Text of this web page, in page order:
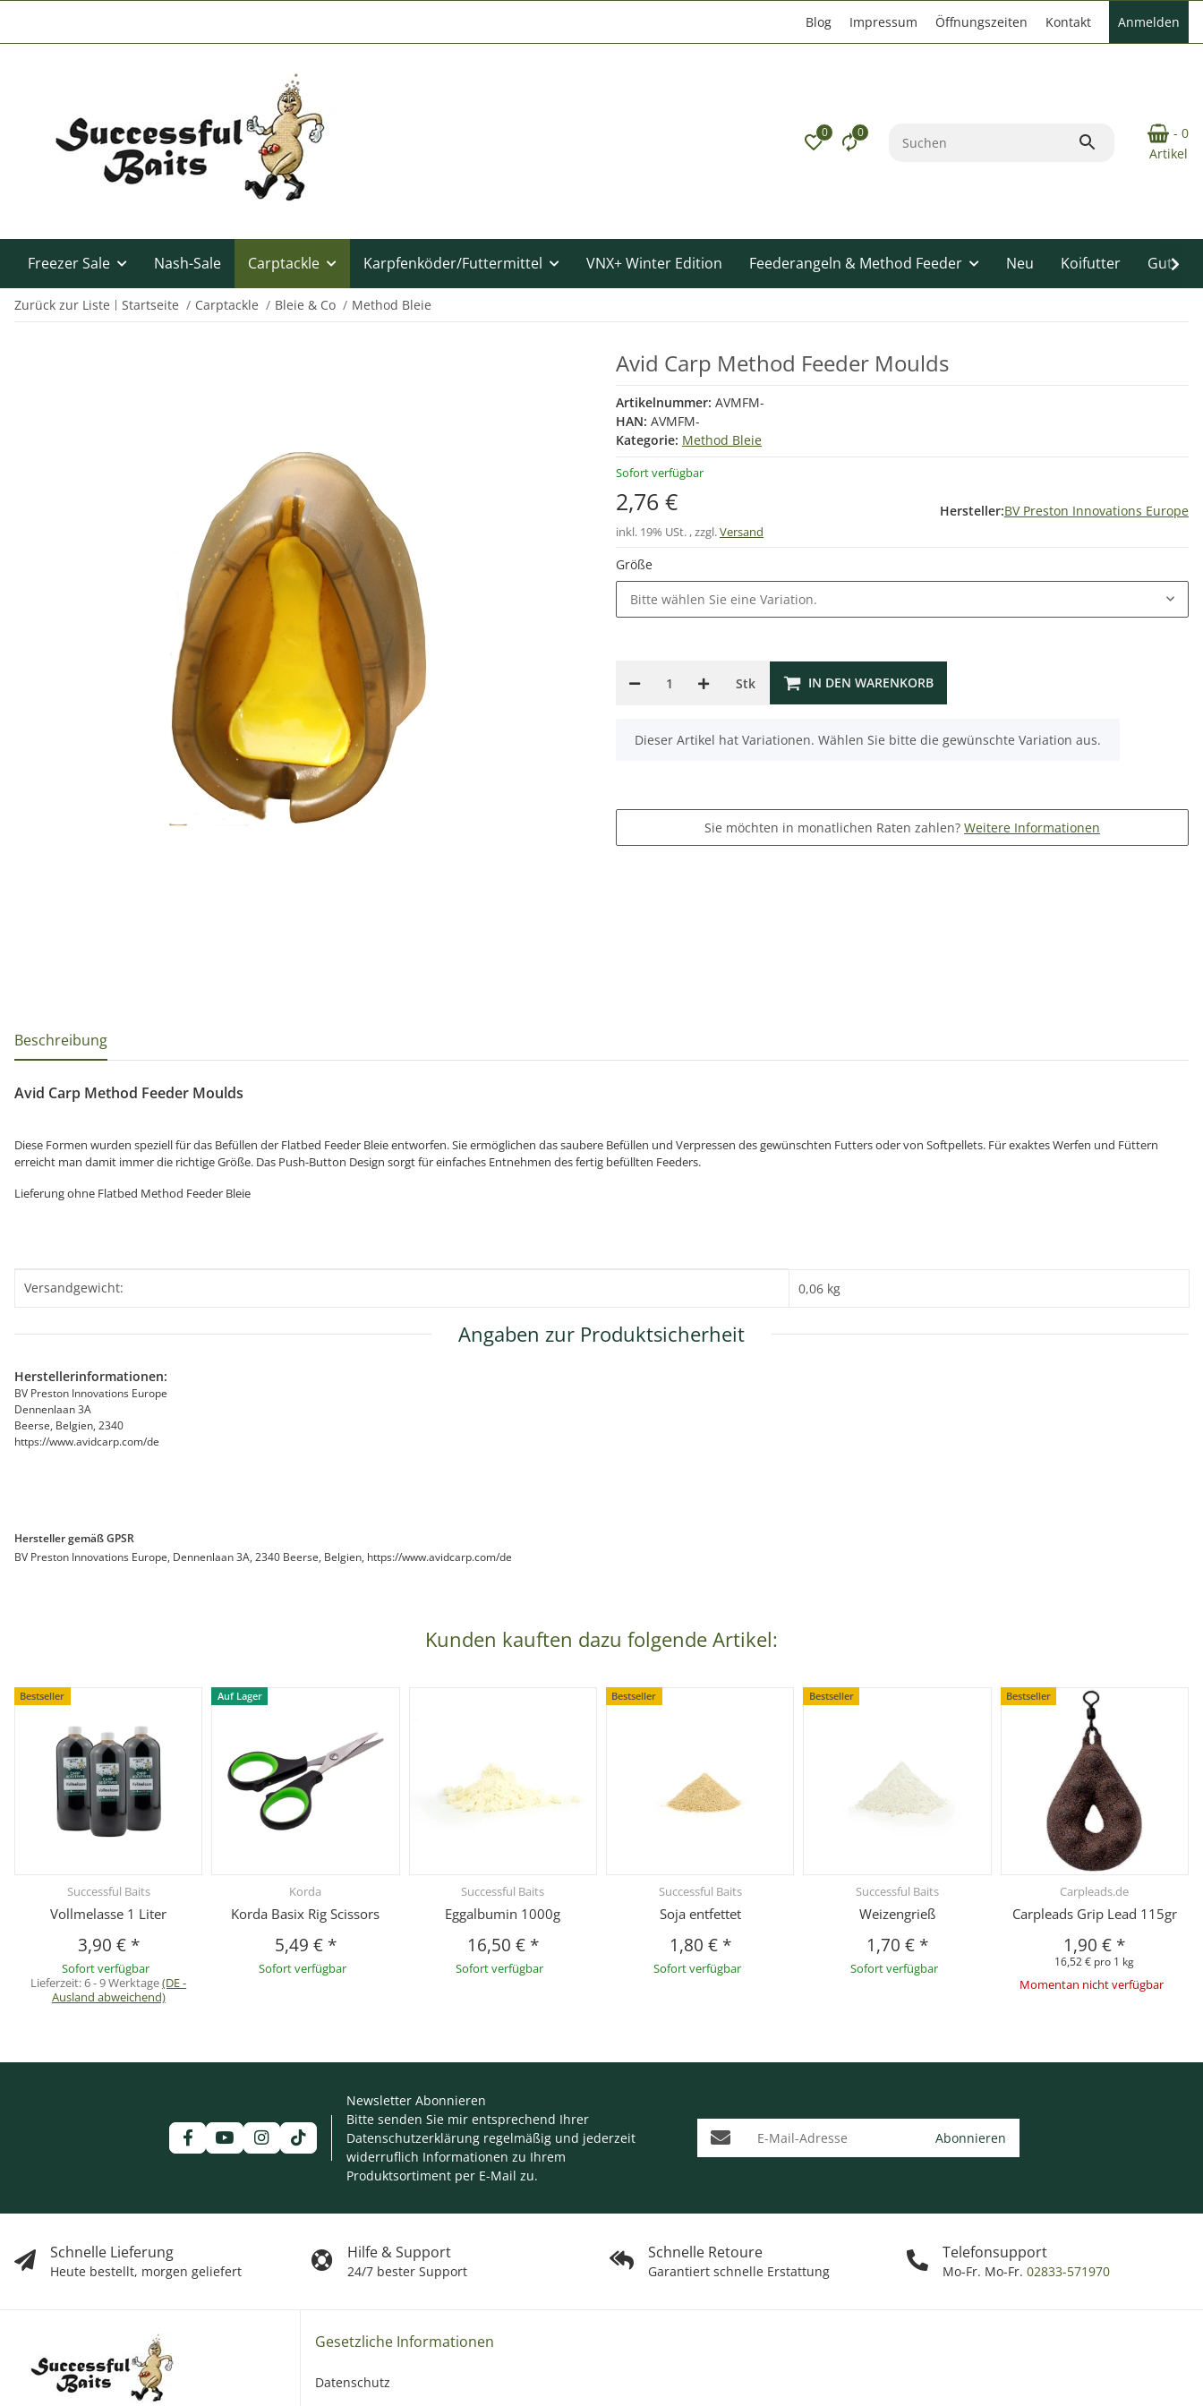
Blog Impressum Öffnungszeiten Kontakt Anmelden
0 0
- 0
Artikel
Freezer Sale Nash-Sale Carptackle Karpfenköder/Futtermittel VNX+ Winter Edition Feederangeln & Method Feeder Neu Koifutter
Zurück zur Liste Startseite Carptackle Bleie & Co Method Bleie
Avid Carp Method Feeder Moulds
Artikelnummer: AVMFM-
HAN: AVMFM-
Kategorie: Method Bleie
Sofort verfügbar
2,76 €
inkl. 19% USt. , zzgl.Versand
Hersteller:BV Preston Innovations Europe
Größe
Bitte wählen Sie eine Variation.
Stk IN DEN WARENKORB
x
Dieser Artikel hat Variationen. Wählen Sie bitte die gewünschte Variation aus.
Sie möchten in monatlichen Raten zahlen? Weitere Informationen
weitere Registerkarten anzeigen
Beschreibung
Avid Carp Method Feeder Moulds
Diese Formen wurden speziell für das Befüllen der Flatbed Feeder Bleie entworfen. Sie ermöglichen das saubere Befüllen und Verpressen des gewünschten Futters oder von Softpellets. Für exaktes Werfen und Füttern
erreicht man damit immer die richtige Größe. Das Push-Button Design sorgt für einfaches Entnehmen des fertig befüllten Feeders.
Lieferung ohne Flatbed Method Feeder Bleie
Produkteigenschaft
Wert
Versandgewicht: 0,06 kg
Angaben zur Produktsicherheit
Herstellerinformationen:
BV Preston Innovations Europe
Dennenlaan 3A
Beerse, Belgien, 2340
https://www.avidcarp.com/de
Hersteller gemäß GPSR
BV Preston Innovations Europe, Dennenlaan 3A, 2340 Beerse, Belgien, https://www.avidcarp.com/de
Kunden kauften dazu folgende Artikel:
Bestseller
Successful Baits
Vollmelasse 1 Liter
3,90 € *
Sofort verfügbar
Lieferzeit:6 - 9 Werktage(DE -
Ausland abweichend)
Auf Lager
Korda
Korda Basix Rig Scissors
5,49 € *
Sofort verfügbar
Successful Baits
Eggalbumin 1000g
16,50 € *
Sofort verfügbar
Bestseller
Successful Baits
Soja entfettet
1,80 € *
Sofort verfügbar
Bestseller
Successful Baits
Weizengrieß
1,70 € *
Sofort verfügbar
Bestseller
Carpleads.de
Carpleads Grip Lead 115gr
1,90 € *
16,52 € pro 1 kg
Momentan nicht verfügbar
Schnelle Lieferung
Heute bestellt, morgen geliefert
Hilfe & Support
24/7 bester Support
Schnelle Retoure
Garantiert schnelle Erstattung
Telefonsupport
Mo-Fr. Mo-Fr. 02833-571970
Newsletter Abonnieren
Bitte senden Sie mir entsprechend Ihrer
Datenschutzerklärung regelmäßig und jederzeit
widerruflich Informationen zu Ihrem
Produktsortiment per E-Mail zu.
E-Mail-Adresse Abonnieren
Gesetzliche Informationen
Datenschutz